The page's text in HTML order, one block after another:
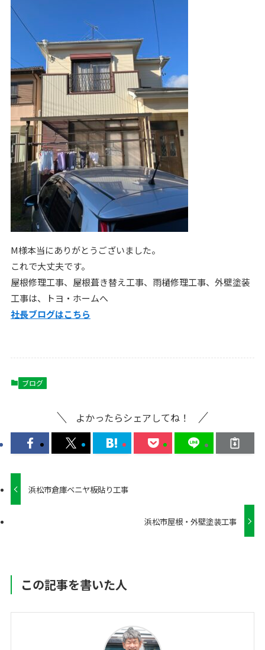
M様本当にありがとうございました。
これで大丈夫です。
屋根修理工事、屋根葺き替え工事、雨樋修理工事、外壁塗装
工事は、トヨ・ホームへ
社長ブログはこちら
ブログ
よかったらシェアしてね！
浜松市倉庫ベニヤ板貼り工事
浜松市屋根・外壁塗装工事
この記事を書いた人